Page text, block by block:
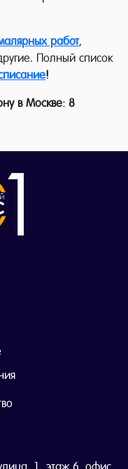
работ,
Полный список
!
в Москве: 8